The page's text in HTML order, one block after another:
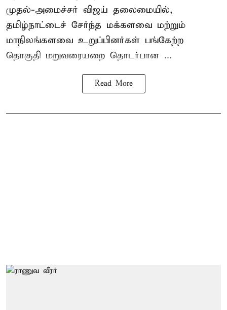
முதல்-அமைச்சர் விஜய் தலைமையில்,
தமிழ்நாட்டைச் சேர்ந்த மக்களவை மற்றும்
மாநிலங்களவை உறுப்பினர்கள் பங்கேற்ற
தொகுதி மறுவரையறை தொடர்பான ...
Read More